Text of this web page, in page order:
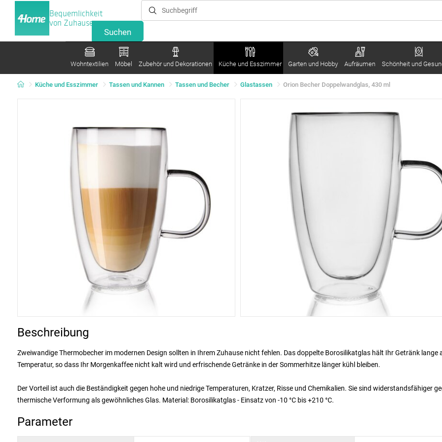
Bequemlichkeit
von Zuhause
Wohntextilien Möbel Zubehör und Dekorationen Küche und Esszimmer Garten und Hobby Aufräumen Schönheit und
Küche und Esszimmer Tassen und Kannen Tassen und Becher Glastassen Orion Becher Doppelwandglas, 430 ml
Beschreibung
Zweiwandige Thermobecher im modernen Design sollten in Ihrem Zuhause nicht fehlen. Das doppelte Borosilikatglas hält Ihr Getränk lange
Temperatur, so dass Ihr Morgenkaffee nicht kalt wird und erfrischende Getränke in der Sommerhitze länger kühl bleiben.
Der Vorteil ist auch die Beständigkeit gegen hohe und niedrige Temperaturen, Kratzer, Risse und Chemikalien. Sie sind widerstandsfähiger
thermische Verformung als gewöhnliches Glas. Material: Borosilikatglas - Einsatz von -10 °C bis +210 °C.
Parameter